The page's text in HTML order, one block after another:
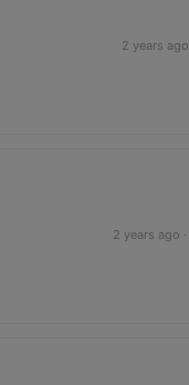
2 years ago
2 years ago ·